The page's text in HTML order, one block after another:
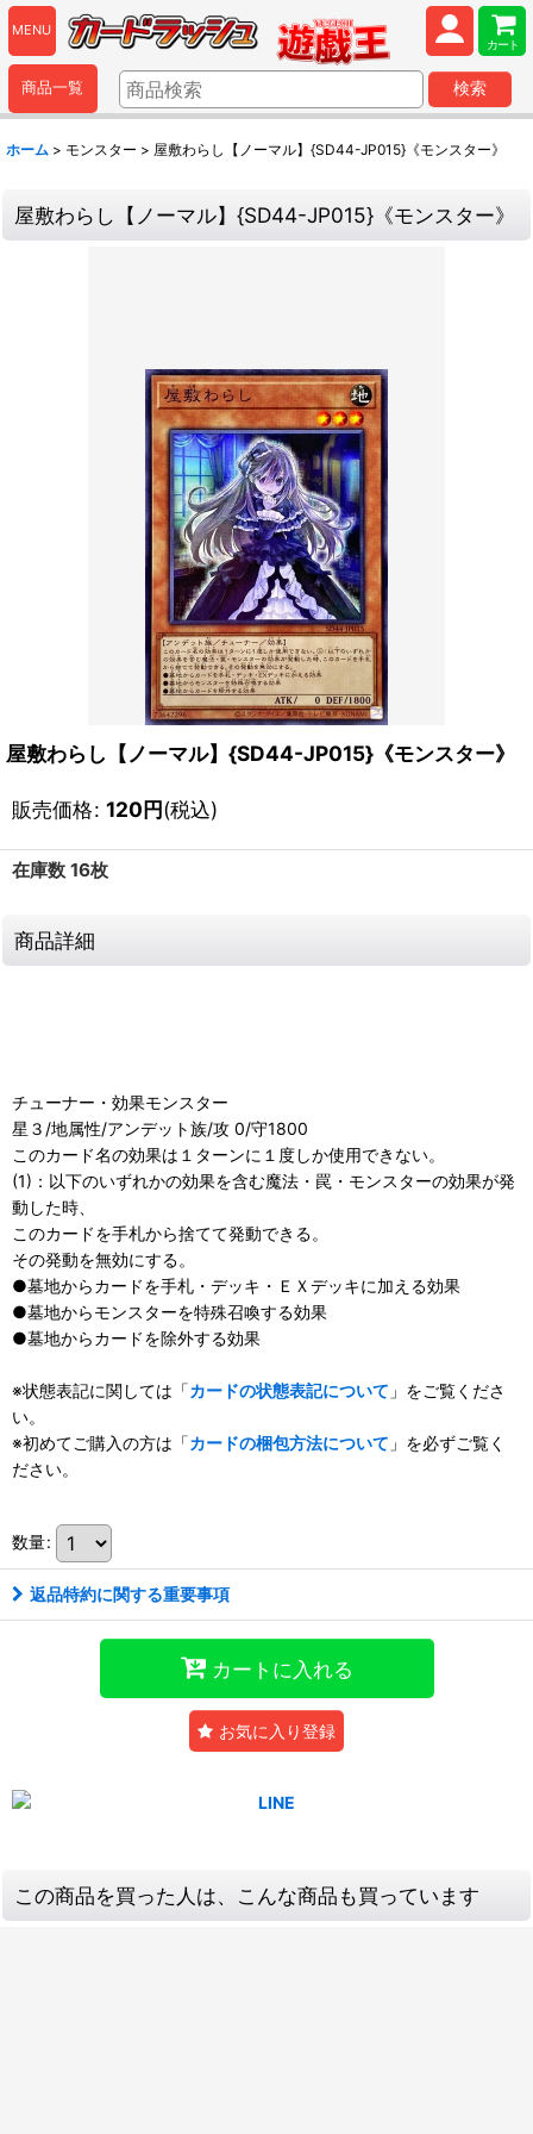
MENU
カート
商品一覧 検索
ホーム > モンスター > 屋敷わらし【ノーマル】{SD44-JP015}《モンスター》
屋敷わらし【ノーマル】{SD44-JP015}《モンスター》
屋敷わらし【ノーマル】{SD44-JP015}《モンスター》
販売価格: 120円(税込)
在庫数 16枚
商品詳細
チューナー・効果モンスター
星３/地属性/アンデット族/攻 0/守1800
このカード名の効果は１ターンに１度しか使用できない。
(1)：以下のいずれかの効果を含む魔法・罠・モンスターの効果が発
動した時、
このカードを手札から捨てて発動できる。
その発動を無効にする。
●墓地からカードを手札・デッキ・ＥＸデッキに加える効果
●墓地からモンスターを特殊召喚する効果
●墓地からカードを除外する効果
※状態表記に関しては「カードの状態表記について 」をご覧くださ
い。
※初めてご購入の方は「カードの梱包方法について 」を必ずご覧く
ださい。
数量:
返品特約に関する重要事項
カートに入れる
お気に入り登録
この商品を買った人は、こんな商品も買っています